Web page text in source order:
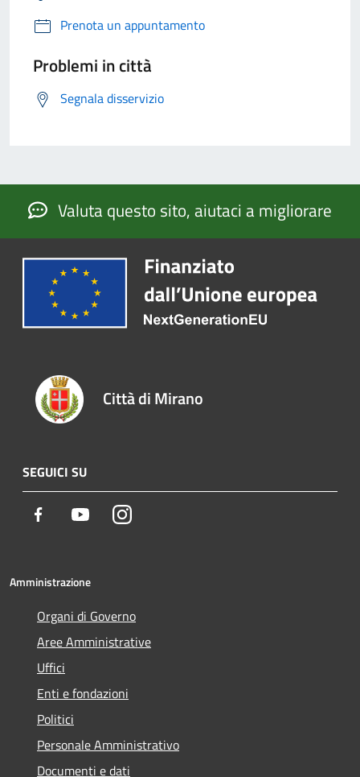
Prenota un appuntamento
Problemi in città
Segnala disservizio
Valuta questo sito, aiutaci a migliorare
Città di Mirano
SEGUICI SU
Facebook YoutubeInstagram
Amministrazione
Organi di Governo
Aree Amministrative
Uffici
Enti e fondazioni
Politici
Personale Amministrativo
Documenti e dati